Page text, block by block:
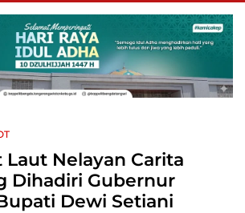
Laut Nelayan Carita
Dihadiri Gubernur
Dewi Setiani